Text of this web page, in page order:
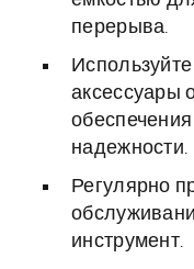
перерыва.
аксессуары
надежности.
Регулярно
инструмент.